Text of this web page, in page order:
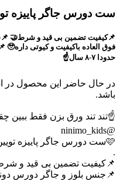
ست دورس جاگر پاییزه تویین
حدودا ۷-۸ سال☝️
در حال حاضر این محصول در
باشد.
☝️تند تند ورق بزن فقط ببین
@ninimo_kids
🩷ست دورس جاگر پاییزه تویین🩷
.
📌کیفیت تضمین بی قید و
📌جنس بلوز و جاگر دورس دونخ